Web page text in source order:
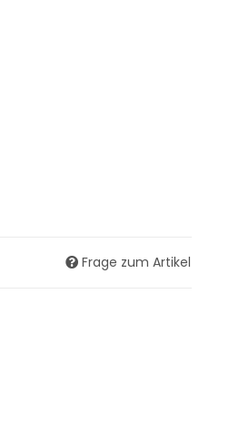
Frage zum Artikel